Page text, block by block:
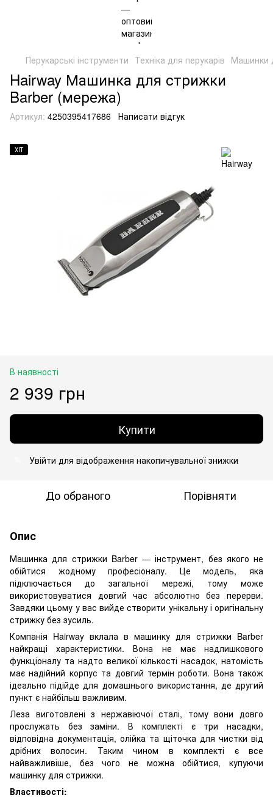
Перукарські інструменти Техніка для перукарів Машинки
Hairway Машинка для стрижки
Barber (мережа)
Артикул: 4250395417686 Написати відгук
ХІТ
В наявності
2 939 грн
Купити
Увійти для відображення накопичувальної знижки
До обраного Порівняти
Опис
Машинка для стрижки Barber— інструмент, без якого не
обійтися жодному професіоналу. Це модель, яка
підключається до загальної мережі, тому може
використовуватися довгий час абсолютно без перерви.
Завдяки цьому у вас вийде створити унікальну і оригінальну
стрижку без зусиль.
Компанія Hairway вклала в машинку для стрижки Barber
найкращі характеристики. Вона не має надлишкового
функціоналу та надто великої кількості насадок, натомість
має надійний корпус та довгий термін роботи. Вона також
ідеально підійде для домашнього використання, де другий
пункт є найбільш важливим.
Леза виготовлені з нержавіючої сталі, тому вони довго
прослужать без заміни. В комплекті є три насадки,
відповідна документація, олійка та щіточка для чистки від
дрібних волосин. Таким чином в комплекті є все
найважливіше, без чого не можна обійтися, купуючи
машинку для стрижки.
Властивості: